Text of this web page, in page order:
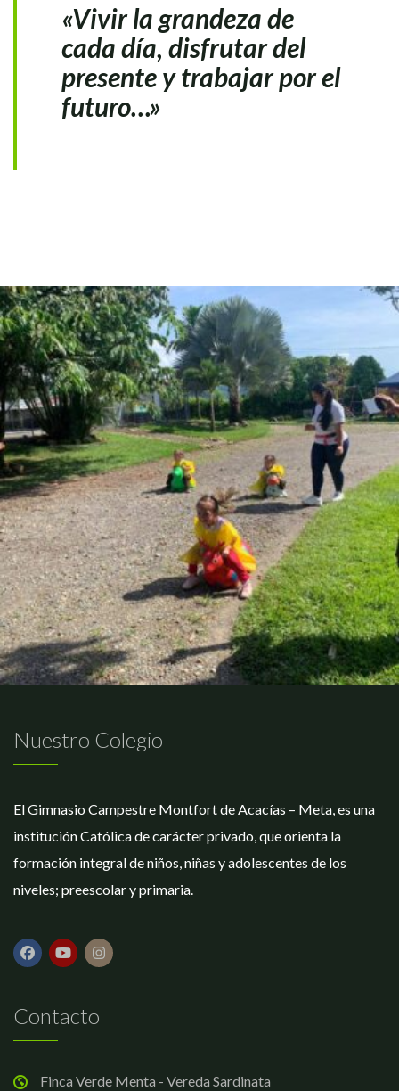
«Vivir la grandeza de
cada día, disfrutar del
presente y trabajar por el
futuro…»
Nuestro Colegio
El Gimnasio Campestre Montfort de Acacías – Meta, es una
institución Católica de carácter privado, que orienta la
formación integral de niños, niñas y adolescentes de los
niveles; preescolar y primaria.
Contacto
Finca Verde Menta - Vereda Sardinata